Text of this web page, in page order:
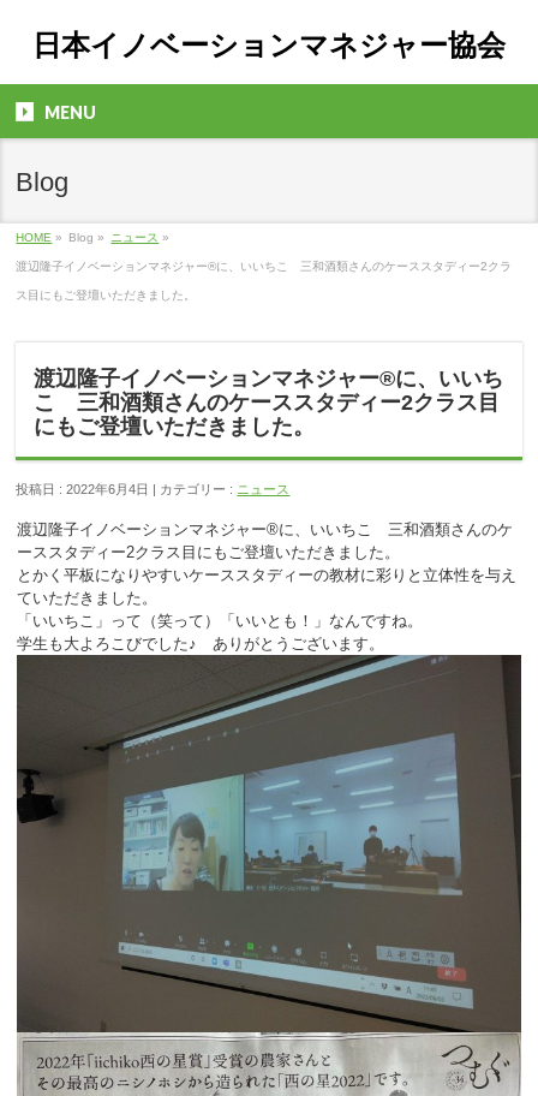
日本イノベーションマネジャー協会
MENU
Blog
HOME » Blog » ニュース »
渡辺隆子イノベーションマネジャー®に、いいちこ 三和酒類さんのケーススタディー2クラ
ス目にもご登壇いただきました。
渡辺隆子イノベーションマネジャー®に、いいち
こ 三和酒類さんのケーススタディー2クラス目
にもご登壇いただきました。
投稿日 : 2022年6月4日 | カテゴリー : ニュース
渡辺隆子イノベーションマネジャー®に、いいちこ 三和酒類さんのケ
ーススタディー2クラス目にもご登壇いただきました。
とかく平板になりやすいケーススタディーの教材に彩りと立体性を与え
ていただきました。
「いいちこ」って（笑って）「いいとも！」なんですね。
学生も大よろこびでした♪ ありがとうございます。